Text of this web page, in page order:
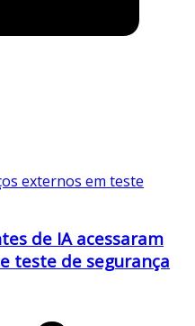
de IA acessaram
teste de segurança